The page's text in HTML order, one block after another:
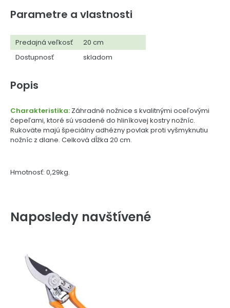
Parametre a vlastnosti
Predajná veľkosť
20 cm
Dostupnosť
skladom
Popis
Charakteristika: Záhradné nožnice s kvalitnými oceľovými
čepeľami, ktoré sú vsadené do hliníkovej kostry nožníc.
Rukoväte majú špeciálny adhézny povlak proti vyšmyknutiu
nožníc z dlane. Celková dĺžka 20 cm.
Hmotnosť: 0,29kg.
Naposledy navštívené